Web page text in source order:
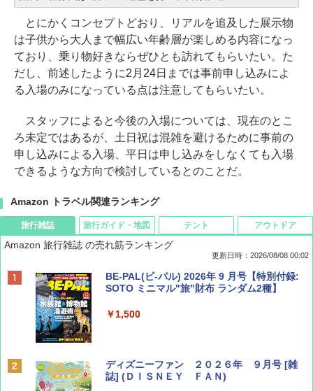
とにかくコンセプトどおり、リアルを追及した展示物
は子供から大人まで幅広い年齢層が楽しめる内容になっ
ており、乗り物好きならぜひとも訪れてもらいたい。た
だし、前述したように2月24日までは事前申し込みによ
る入場のみになっている点は注意してもらいたい。
スタッフによると今後の入場については、現在のとこ
ろ未定ではあるが、土日祝は混雑を避けるために事前の
申し込みによる入場、平日は申し込みをしなくても入場
できるような方向で検討しているとのことだ。
Amazon トラベル関連ランキング
旅行雑誌
Amazon 旅行雑誌 の売れ筋ランキング
更新日時：2026/08/08 00:02
BE-PAL(ビ-パル) 2026年 9 月号【特別付録:
SOTO ミニマル"旅"財布 ランダム2種】
￥1,500
ディズニーファン ２０２６年 ９月号 [雑
誌] (ＤＩＳＮＥＹ ＦＡＮ)
旅行ガイド・地図 テント アウトドア